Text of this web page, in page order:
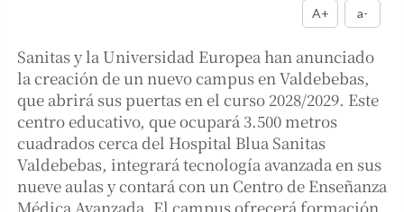
A+ a-
Sanitas y la Universidad Europea han anunciado
la creación de un nuevo campus en Valdebebas,
que abrirá sus puertas en el curso 2028/2029. Este
centro educativo, que ocupará 3.500 metros
cuadrados cerca del Hospital Blua Sanitas
Valdebebas, integrará tecnología avanzada en sus
nueve aulas y contará con un Centro de Enseñanza
Médica Avanzada. El campus ofrecerá formación